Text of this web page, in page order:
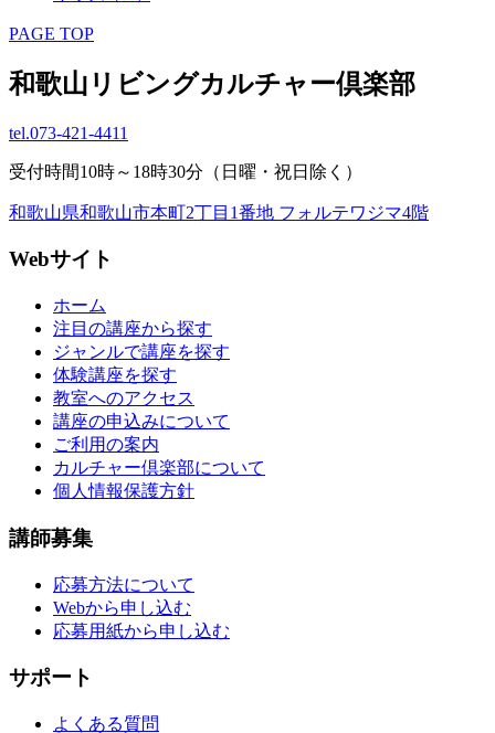
PAGE TOP
和歌山リビングカルチャー倶楽部
tel.073-421-4411
受付時間10時～18時30分（日曜・祝日除く）
和歌山県和歌山市本町2丁目1番地 フォルテワジマ4階
Webサイト
ホーム
注目の講座から探す
ジャンルで講座を探す
体験講座を探す
教室へのアクセス
講座の申込みについて
ご利用の案内
カルチャー倶楽部について
個人情報保護方針
講師募集
応募方法について
Webから申し込む
応募用紙から申し込む
サポート
よくある質問